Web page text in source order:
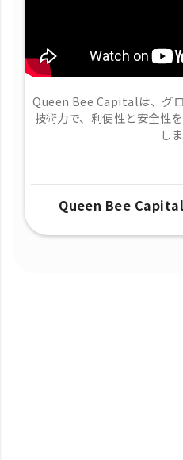
Queen Bee Capitalは、グ
技術力で、​利便性と安全性
し
Queen Bee